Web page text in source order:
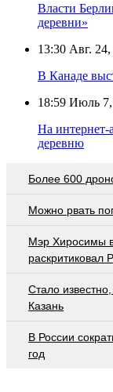
Власти
деревни»
13:30 Авг.
В Канаде
18:59 Июль 7,
На интернет-
деревню
Более 600
Можно рвать
Мэр Хиросимы
раскритиковал
Стало
Казань
В России
год